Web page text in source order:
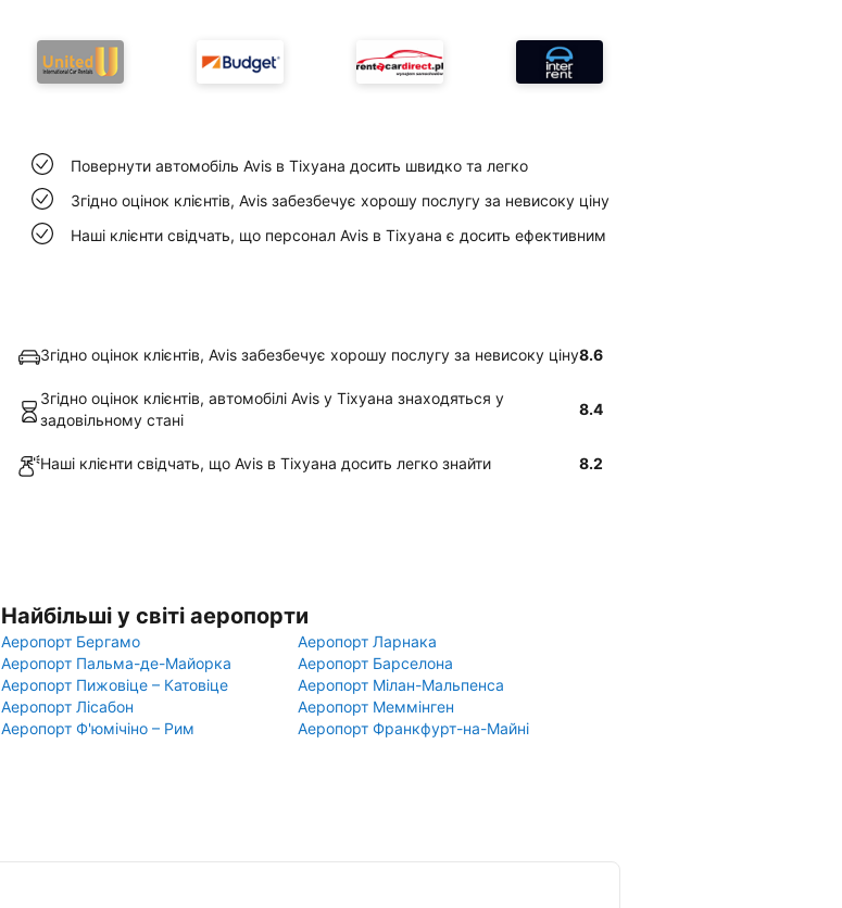
Повернути автомобіль Avis в Тіхуана досить швидко та легко
Згідно оцінок клієнтів, Avis забезбечує хорошу послугу за невисоку ціну
Наші клієнти свідчать, що персонал Avis в Тіхуана є досить ефективним
Згідно оцінок клієнтів, Avis забезбечує хорошу послугу за невисоку ціну8.6
Згідно оцінок клієнтів, автомобілі Avis у Тіхуана знаходяться у
задовільному стані
8.4
Наші клієнти свідчать, що Avis в Тіхуана досить легко знайти 8.2
Найбільші у світі аеропорти
Аеропорт Бергамо
Аеропорт Ларнака
Аеропорт Пальма-де-Майорка
Аеропорт Барселона
Аеропорт Пижовіце – Катовіце
Аеропорт Мілан-Мальпенса
Аеропорт Лісабон
Аеропорт Меммінген
Аеропорт Ф'юмічіно – Рим
Аеропорт Франкфурт-на-Майні